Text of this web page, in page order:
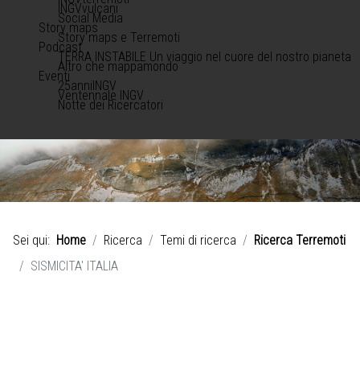
INGVvulcani
Social Media
Story maps
Story maps e Terremoti
Podcast
TERRA INSTABILE Un viaggio nel cuore del nostro pianeta
Altro che mappamondo
Eventi
25anniINGV
Ventennale INGV
Notte dei Ricercatori
Sei qui: Home Ricerca Temi di ricerca
Ricerca Terremoti
SISMICITA' ITALIA